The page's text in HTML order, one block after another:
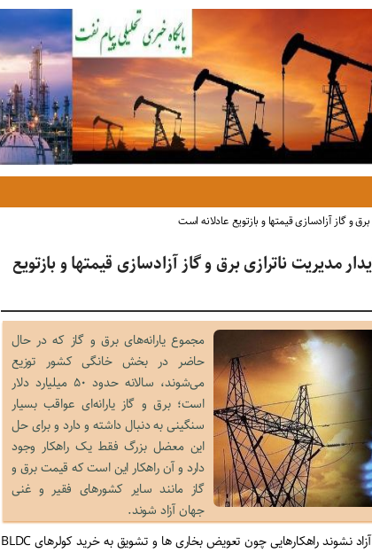
و گاز آزادسازی قیمتها و بازتویع عادلانه است
مدیریت ناترازی برق و گاز آزادسازی قیمتها و بازتویع
مجموع یارانه‌های برق و گاز که در حال
حاضر در بخش خانگی کشور توزیع
می‌شوند، سالانه حدود ۵۰ میلیارد دلار
است؛ برق و گاز یارانه‌ای عواقب بسیار
سنگینی به دنبال داشته و دارد و برای حل
این معضل بزرگ فقط یک راهکار وجود
دارد و آن راهکار این است که قیمت برق و
گاز مانند سایر کشورهای فقیر و غنی
جهان آزاد شوند.
تا وقتی قیمت برق و گاز آزاد نشوند راهکارهایی چون تعویض بخاری ها و تشویق به خرید کولرهای BLDC